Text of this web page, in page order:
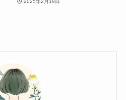
2025年2月19日